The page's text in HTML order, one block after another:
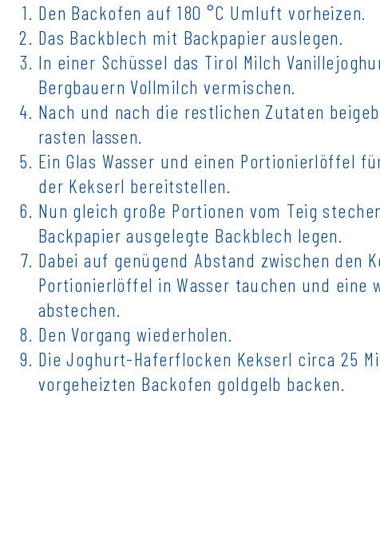
Den Backofen auf 180 °C Umluft vorheizen.
Das Backblech mit Backpapier auslegen.
In einer Schüssel das Tirol Milch
Bergbauern Vollmilch vermischen.
Nach und nach die restlichen Zutaten
rasten lassen.
Ein Glas Wasser und einen Portionierlöffel
der Kekserl bereitstellen.
Nun gleich große Portionen vom Teig
Backpapier ausgelegte Backblech legen.
Dabei auf genügend Abstand zwischen den
Portionierlöffel in Wasser tauchen und eine
abstechen.
Den Vorgang wiederholen.
Die Joghurt-Haferflocken Kekserl circa 25
vorgeheizten Backofen goldgelb backen.